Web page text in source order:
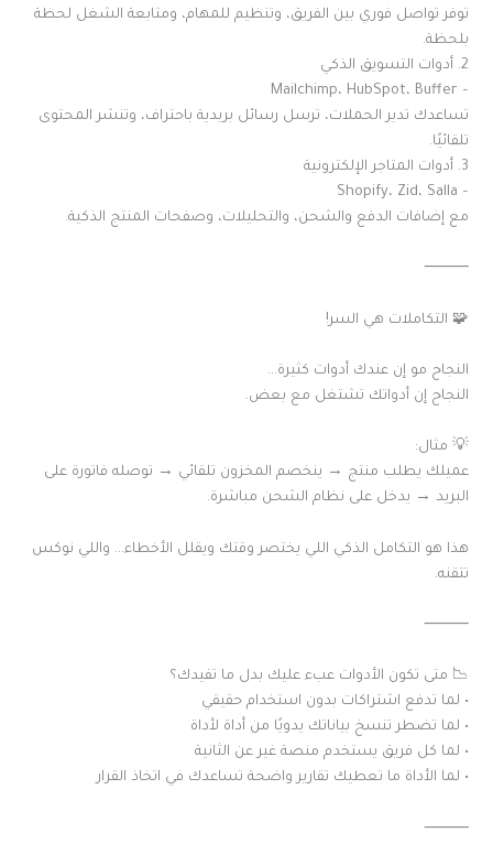
توفر تواصل فوري بين الفريق، وتنظيم للمهام، ومتابعة الشغل لحظة
بلحظة.
2. أدوات التسويق الذكي
– Mailchimp، HubSpot، Buffer
تساعدك تدير الحملات، ترسل رسائل بريدية باحتراف، وتنشر المحتوى
تلقائيًا.
3. أدوات المتاجر الإلكترونية
– Shopify، Zid، Salla
مع إضافات الدفع والشحن، والتحليلات، وصفحات المنتج الذكية.
⸻
🧩 التكاملات هي السر!
النجاح مو إن عندك أدوات كثيرة…
النجاح إن أدواتك تشتغل مع بعض.
💡 مثال:
عميلك يطلب منتج → ينخصم المخزون تلقائي → توصله فاتورة على
البريد → يدخل على نظام الشحن مباشرة.
هذا هو التكامل الذكي اللي يختصر وقتك ويقلل الأخطاء… واللي نوكس
تتقنه.
⸻
📉 متى تكون الأدوات عبء عليك بدل ما تفيدك؟
• لما تدفع اشتراكات بدون استخدام حقيقي
• لما تضطر تنسخ بياناتك يدويًا من أداة لأداة
• لما كل فريق يستخدم منصة غير عن الثانية
• لما الأداة ما تعطيك تقارير واضحة تساعدك في اتخاذ القرار
⸻